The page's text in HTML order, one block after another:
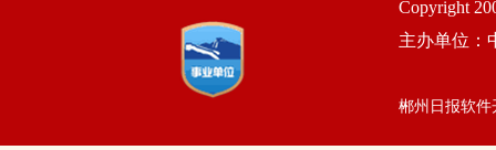
Copyright
主办单位：
郴州日报软